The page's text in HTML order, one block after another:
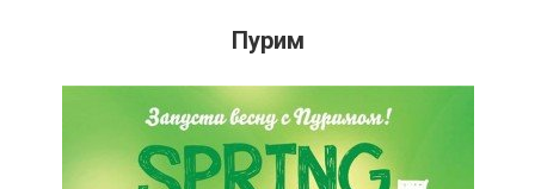
Пурим